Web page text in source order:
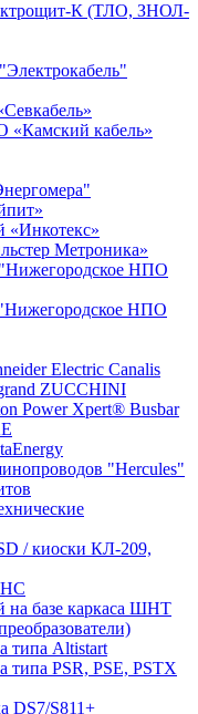
К (ТЛО, ЗНОЛ-
«Камский кабель»
«Инкотекс»
Метроника»
НПО
НПО
Electric Canalis
ZUCCHINI
Power Xpert® Busbar
"Hercules"
/ киоски КЛ-209,
на базе каркаса ШНТ
типа Altistart
типа PSR, PSE, PSTX
DS7/S811+